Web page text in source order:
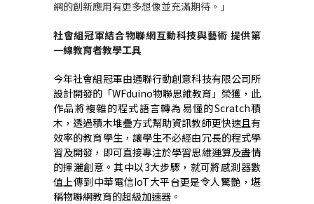
網的創新應用有更多想像並充滿期待。」
社會組冠軍結合物聯網互動科技與藝術 提供第
一線教育者教學工具
今年社會組冠軍由通聯行動創意科技有限公司所
設計開發的「WFduino物聯思維教育」榮獲，此
作品將複雜的程式語言轉為易懂的Scratch積
木，透過積木堆疊方式幫助資訊教師更快速且有
效率的教育學生，讓學生不必經由冗長的程式學
習及開發，即可直接專注於學習思維運算及盡情
的揮灑創意。其中以3大步驟，就可將感測器數
值上傳到中華電信IoT大平台更是令人驚艷， 堪
稱物聯網教育的超級加速器 。